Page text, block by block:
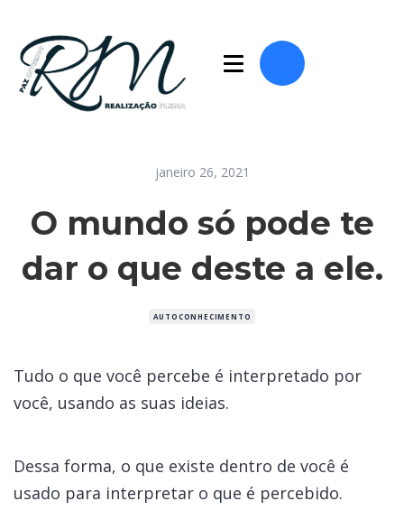
janeiro 26, 2021
O mundo só pode te
dar o que deste a ele.
AUTOCONHECIMENTO
Tudo o que você percebe é interpretado por
você, usando as suas ideias.
Dessa forma, o que existe dentro de você é
usado para interpretar o que é percebido.